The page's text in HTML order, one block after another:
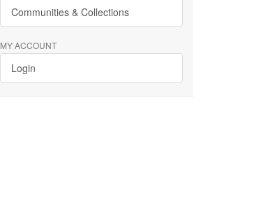
Communities & Collections
MY ACCOUNT
Login